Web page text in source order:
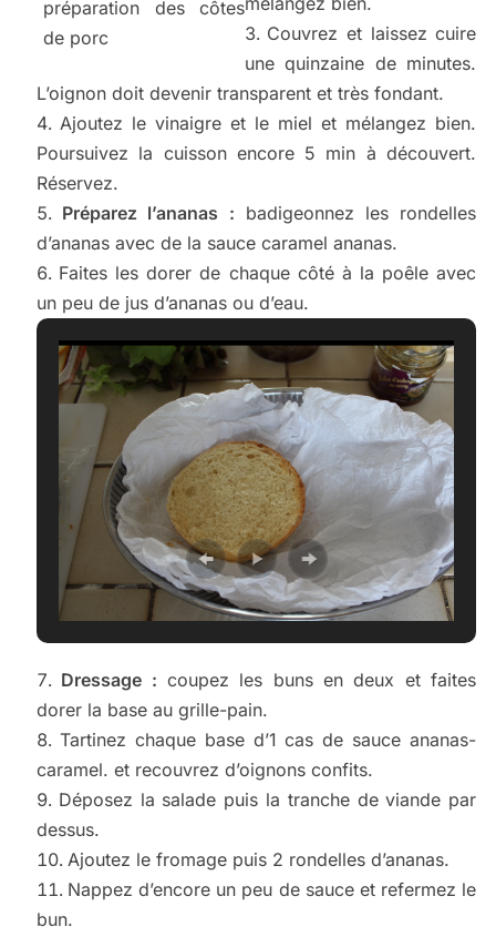
préparation des côtes
de porc
Couvrez et laissez cuire
une quinzaine de minutes.
L’oignon doit devenir transparent et très fondant.
Ajoutez le vinaigre et le miel et mélangez bien.
Poursuivez la cuisson encore 5 min à découvert.
Réservez.
Préparez l’ananas : badigeonnez les rondelles
d’ananas avec de la sauce caramel ananas.
Faites les dorer de chaque côté à la poêle avec
un peu de jus d’ananas ou d’eau.
Dressage : coupez les buns en deux et faites
dorer la base au grille-pain.
Tartinez chaque base d’1 cas de sauce ananas-
caramel. et recouvrez d’oignons confits.
Déposez la salade puis la tranche de viande par
dessus.
Ajoutez le fromage puis 2 rondelles d’ananas.
Nappez d’encore un peu de sauce et refermez le
bun.